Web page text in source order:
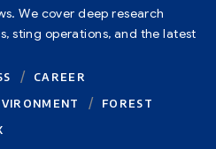
We cover deep research
sting operations, and the latest
CAREER
FOREST